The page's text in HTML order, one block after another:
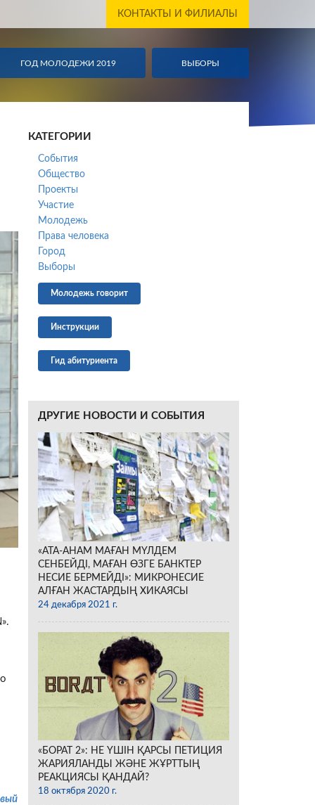
КОНТАКТЫ И ФИЛИАЛЫ
ВЫБОРЫ
ГОД МОЛОДЕЖИ 2019 ГОД МОЛОДЕЖИ 2019
КАТЕГОРИИ
События
Общество
Проекты
Участие
Молодежь
Права человека
Город
Выборы
Молодежь говорит
Инструкции
Гид абитуриента
ДРУГИЕ НОВОСТИ И СОБЫТИЯ
«АТА-АНАМ МАҒАН МҮЛДЕМ
СЕНБЕЙДІ, МАҒАН ӨЗГЕ БАНКТЕР
НЕСИЕ БЕРМЕЙДІ»: МИКРОНЕСИЕ
АЛҒАН ЖАСТАРДЫҢ ХИКАЯСЫ
24 декабря 2021 г.
«БОРАТ 2»: НЕ ҮШІН ҚАРСЫ ПЕТИЦИЯ
ЖАРИЯЛАНДЫ ЖӘНЕ ЖҰРТТЫҢ
РЕАКЦИЯСЫ ҚАНДАЙ?
18 октября 2020 г.